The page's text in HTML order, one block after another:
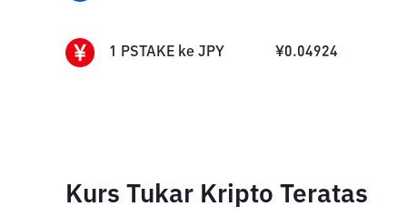
1 PSTAKE ke JPY ¥0.04924
Kurs Tukar Kripto Teratas